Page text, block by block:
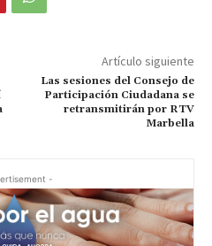
Artículo siguiente
Las sesiones del Consejo de
Participación Ciudadana se
retransmitirán por RTV
Marbella
-